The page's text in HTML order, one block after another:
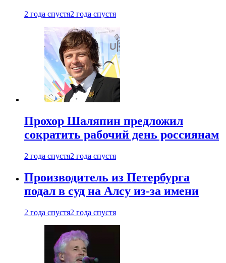
2 года спустя2 года спустя
Прохор Шаляпин предложил
сократить рабочий день россиянам
2 года спустя2 года спустя
Производитель из Петербурга
подал в суд на Алсу из-за имени
2 года спустя2 года спустя